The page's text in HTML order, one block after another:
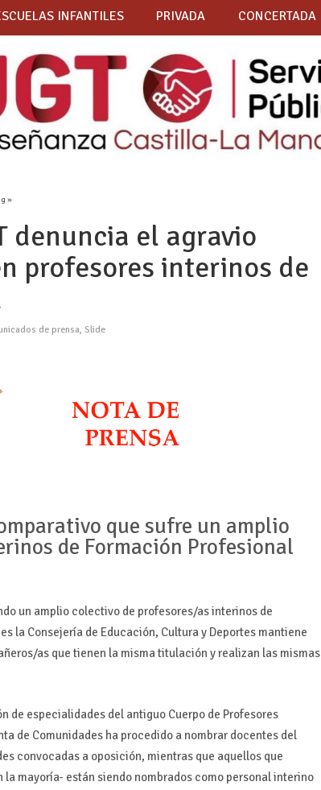
INFANTILES PRIVADA CONCERTADA
»
denuncia el agravio
profesores interinos de
de prensa, Slide
que sufre un amplio
de Formación Profesional
un amplio colectivo de profesores/as interinos de
la Consejería de Educación, Cultura y Deportes mantiene
as que tienen la misma titulación y realizan las mismas
de especialidades del antiguo Cuerpo de Profesores
de Comunidades ha procedido a nombrar docentes del
convocadas a oposición, mientras que aquellos que
mayoría- están siendo nombrados como personal interino